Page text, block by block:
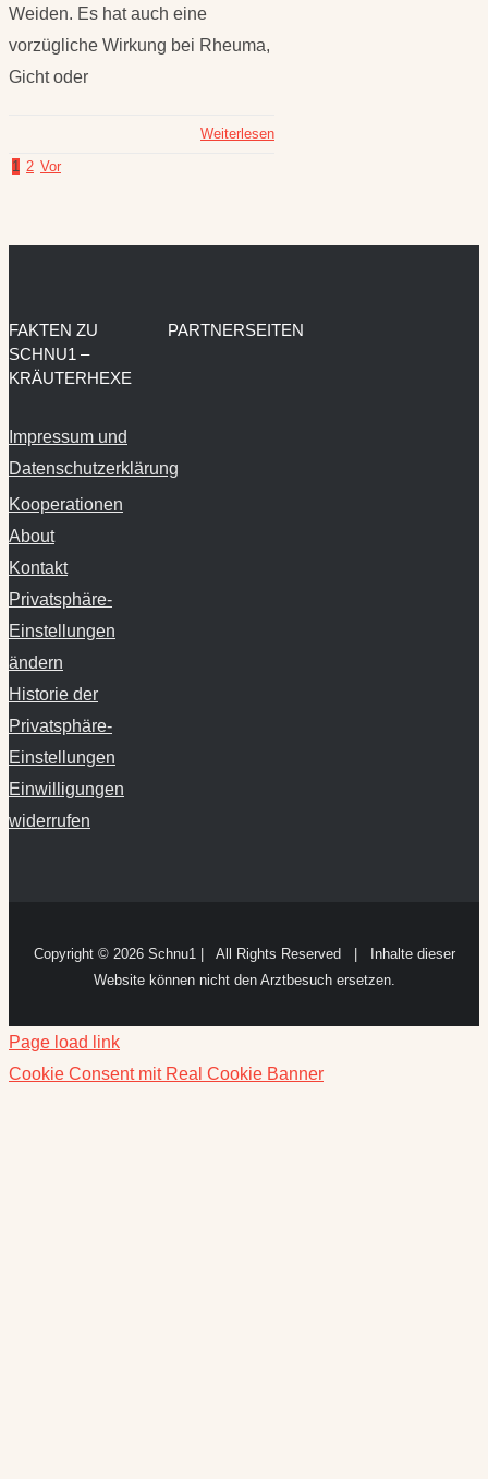
Weiden. Es hat auch eine
vorzügliche Wirkung bei Rheuma,
Gicht oder
Weiterlesen
1 2 Vor
FAKTEN ZU
SCHNU1 –
KRÄUTERHEXE
Impressum und
Datenschutzerklärung
Kooperationen
About
Kontakt
Privatsphäre-
Einstellungen
ändern
Historie der
Privatsphäre-
Einstellungen
Einwilligungen
widerrufen
PARTNERSEITEN
Copyright © 2026 Schnu1 | All Rights Reserved | Inhalte dieser
Website können nicht den Arztbesuch ersetzen.
Page load link
Cookie Consent mit Real Cookie Banner